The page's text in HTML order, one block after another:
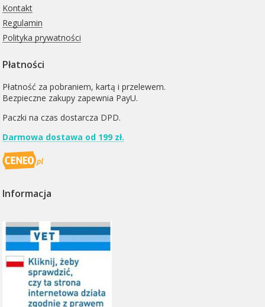
Kontakt
Regulamin
Polityka prywatności
Płatności
Płatność za pobraniem, kartą i przelewem.
Bezpieczne zakupy zapewnia PayU.
Paczki na czas dostarcza DPD.
Darmowa dostawa od 199 zł.
Informacja